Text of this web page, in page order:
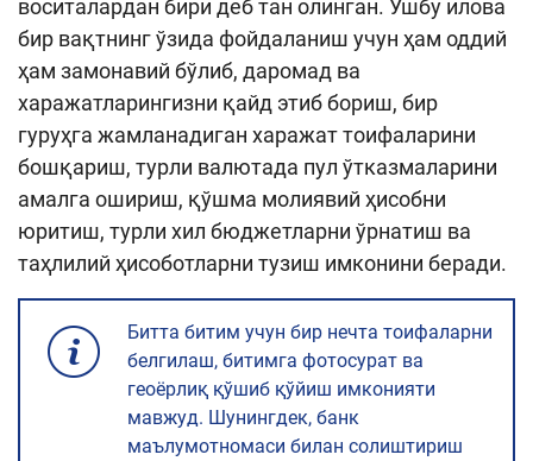
воситалардан бири деб тан олинган. Ушбу илова
бир вақтнинг ўзида фойдаланиш учун ҳам оддий
ҳам замонавий бўлиб, даромад ва
харажатларингизни қайд этиб бориш, бир
гуруҳга жамланадиган харажат тоифаларини
бошқариш, турли валютада пул ўтказмаларини
амалга ошириш, қўшма молиявий ҳисобни
юритиш, турли хил бюджетларни ўрнатиш ва
таҳлилий ҳисоботларни тузиш имконини беради.
Битта битим учун бир нечта тоифаларни
белгилаш, битимга фотосурат ва
геоёрлиқ қўшиб қўйиш имконияти
мавжуд. Шунингдек, банк
маълумотномаси билан солиштириш